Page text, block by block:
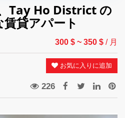
Tay Ho District の
貸アパート
300 $ ~ 350 $ / 月
お気に入りに追加
226